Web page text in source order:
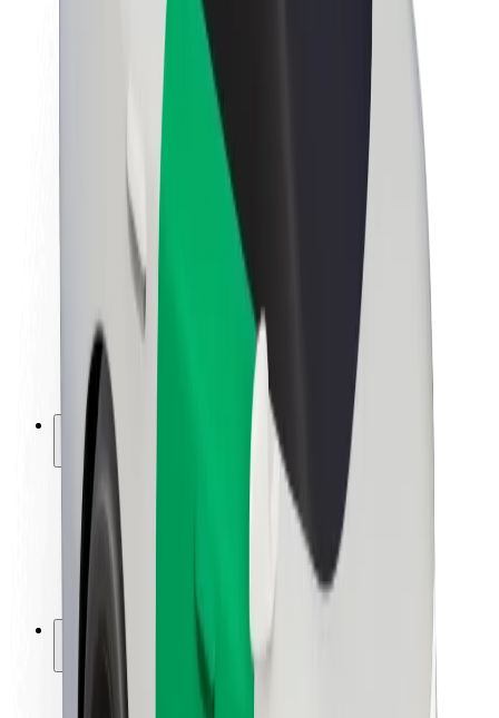
Održivost uz Bolt
Projekt nula
Smjernice za brend
Misija
Odnosi s investitorima
Vodstvo
Brend
Mediji
Urban Fund
Sigurnost
Sigurnost korisnika
Sigurnost vozača
Sigurnost na romobilu
Sigurnosni laboratorij
Gradovi
Lokacije